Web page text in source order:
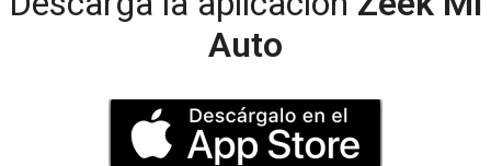
Auto